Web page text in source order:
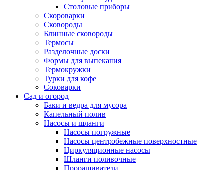
Столовые приборы
Скороварки
Сковороды
Блинные сковороды
Термосы
Разделочные доски
Формы для выпекания
Термокружки
Турки для кофе
Соковарки
Сад и огород
Баки и ведра для мусора
Капельный полив
Насосы и шланги
Насосы погружные
Насосы центробежные поверхностные
Циркуляционные насосы
Шланги поливочные
Проращиватели